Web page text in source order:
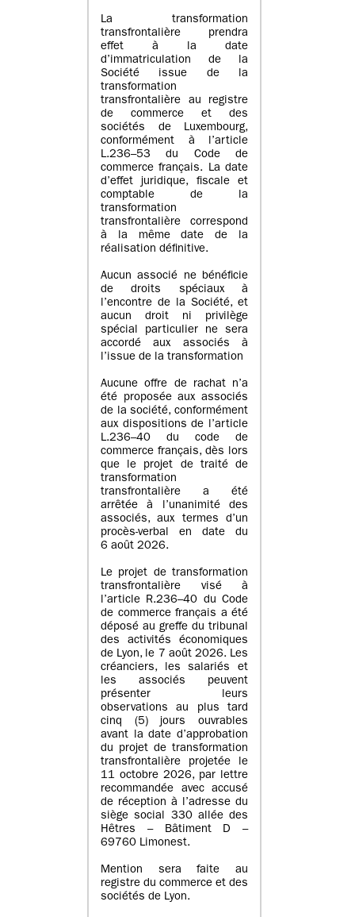
La transformation
transfrontalière prendra
effet à la date
d’immatriculation de la
Société issue de la
transformation
transfrontalière au registre
de commerce et des
sociétés de Luxembourg,
conformément à l’article
L.236–53 du Code de
commerce français. La date
d’effet juridique, fiscale et
comptable de la
transformation
transfrontalière correspond
à la même date de la
réalisation définitive.
Aucun associé ne bénéficie
de droits spéciaux à
l’encontre de la Société, et
aucun droit ni privilège
spécial particulier ne sera
accordé aux associés à
l’issue de la transformation
Aucune offre de rachat n’a
été proposée aux associés
de la société, conformément
aux dispositions de l’article
L.236–40 du code de
commerce français, dès lors
que le projet de traité de
transformation
transfrontalière a été
arrêtée à l’unanimité des
associés, aux termes d’un
procès-verbal en date du
6 août 2026.
Le projet de transformation
transfrontalière visé à
l’article R.236–40 du Code
de commerce français a été
déposé au greffe du tribunal
des activités économiques
de Lyon, le 7 août 2026. Les
créanciers, les salariés et
les associés peuvent
présenter leurs
observations au plus tard
cinq (5) jours ouvrables
avant la date d’approbation
du projet de transformation
transfrontalière projetée le
11 octobre 2026, par lettre
recommandée avec accusé
de réception à l’adresse du
siège social 330 allée des
Hêtres – Bâtiment D –
69760 Limonest.
Mention sera faite au
registre du commerce et des
sociétés de Lyon.